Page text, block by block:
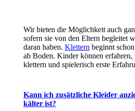
Wir bieten die Möglichkeit auch
sofern sie von den Eltern begleitet
daran haben. Klettern beginnt
ab Boden. Kinder können erfahren,
klettern und spielerisch erste
Kann ich zusätzliche Kleider
kälter ist?